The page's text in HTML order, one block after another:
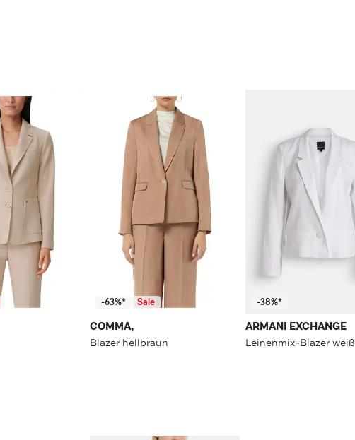
-63%* Sale
COMMA,
Blazer hellbraun
-38%*
ARMANI EXCHANGE
Leinenmix-Blazer weiß